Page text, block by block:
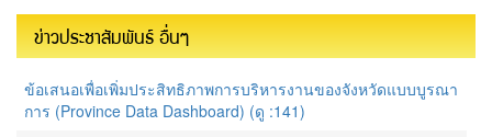
ข่าวประชาสัมพันธ์ อื่นๆ
ข้อเสนอเพื่อเพิ่มประสิทธิภาพการบริหารงานของจังหวัดแบบบูรณา
การ (Province Data Dashboard) (ดู :141)